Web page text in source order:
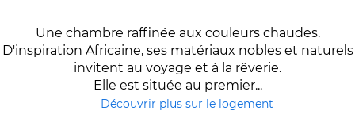
Une chambre raffinée aux couleurs chaudes.
D'inspiration Africaine, ses matériaux nobles et naturels
invitent au voyage et à la rêverie.
Elle est située au premier...
Découvrir plus sur le logement